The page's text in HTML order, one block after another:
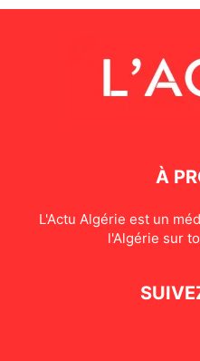
À
L'Actu Algérie est un
l'Algérie sur